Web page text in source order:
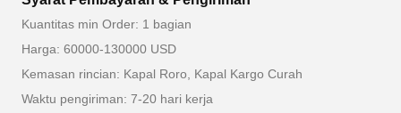
Kuantitas min Order: 1 bagian
Harga: 60000-130000 USD
Kemasan rincian: Kapal Roro, Kapal Kargo Curah
Waktu pengiriman: 7-20 hari kerja